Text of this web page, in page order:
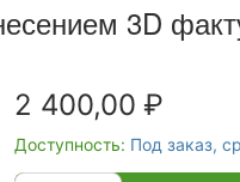
3D
2 400,00 ₽
Доступность: Под заказ,